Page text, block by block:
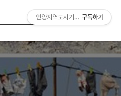
안양지역도시기록연구소
구독하기